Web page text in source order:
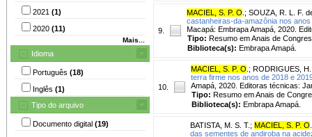
2021 (1)
2020 (11)
Mais...
Idioma
Português (18)
Inglês (1)
Tipo do arquivo
Documento digital (19)
9.
MACIEL, S. P. O ; SOUZA, R. L. F.
castanheiras-da-amazônia nos
Macapá: Embrapa Amapá, 2020.
Tipo: Resumo em Anais de
Biblioteca(s): Embrapa Amapá.
10.
MACIEL, S. P. O ; RODRIGUES,
terra firme nos anos de 2018 e
Amapá, 2020. Editoras técnicas:
Tipo: Resumo em Anais de
Biblioteca(s): Embrapa Amapá.
BATISTA, M. S. T. ; MACIEL, S. P. O
das sementes de andiroba na